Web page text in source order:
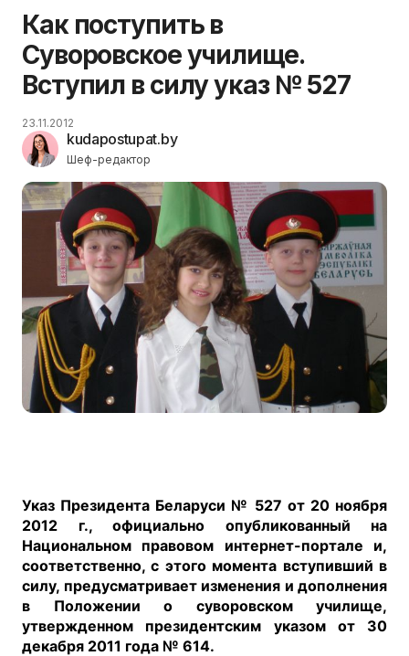
Как поступить в
Суворовское училище.
Вступил в силу указ № 527
kudapostupat.by
Шеф-редактор
23.11.2012
Указ Президента Беларуси № 527 от 20 ноября
2012 г., официально опубликованный на
Национальном правовом интернет-портале и,
соответственно, с этого момента вступивший в
силу, предусматривает изменения и дополнения
в Положении о суворовском училище,
утвержденном президентским указом от 30
декабря 2011 года № 614.